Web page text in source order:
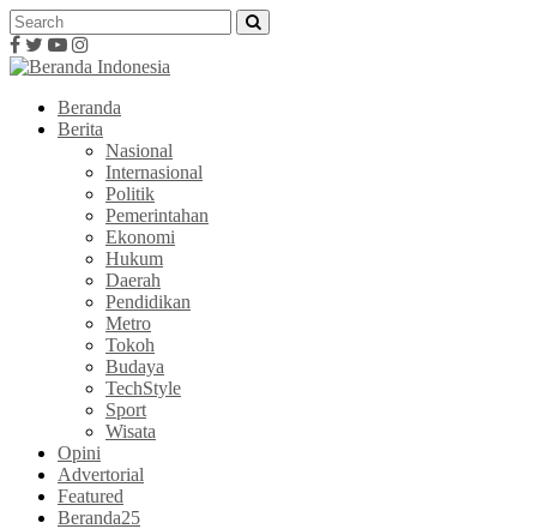
Beranda
Berita
Nasional
Internasional
Politik
Pemerintahan
Ekonomi
Hukum
Daerah
Pendidikan
Metro
Tokoh
Budaya
TechStyle
Sport
Wisata
Opini
Advertorial
Featured
Beranda25